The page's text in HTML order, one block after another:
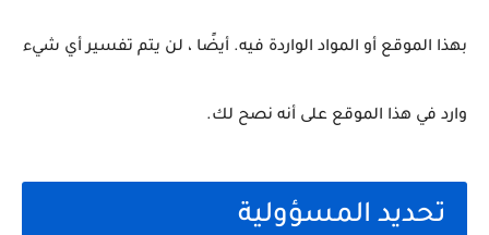
بهذا الموقع أو المواد الواردة فيه. أيضًا ، لن يتم تفسير أي شيء
وارد في هذا الموقع على أنه نصح لك.
تحديد المسؤولية